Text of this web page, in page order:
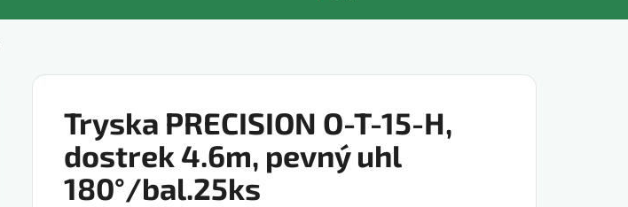
Tryska PRECISION O-T-15-H,
dostrek 4.6m, pevný uhl
180°/bal.25ks